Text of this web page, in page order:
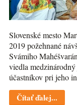
Slovenské mesto
2019 požehnané
Svámiho
viedla
účastníkov pri jeho
Čítať ďalej...